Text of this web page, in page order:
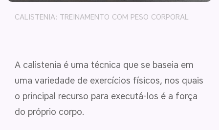
CALISTENIA: TREINAMENTO COM PESO CORPORAL
A calistenia é uma técnica que se baseia em
uma variedade de exercícios físicos, nos quais
o principal recurso para executá-los é a força
do próprio corpo.